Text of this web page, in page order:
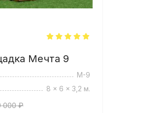
Мечта 9
М-9
8 x 6 x 3,2 м.
000 ₽